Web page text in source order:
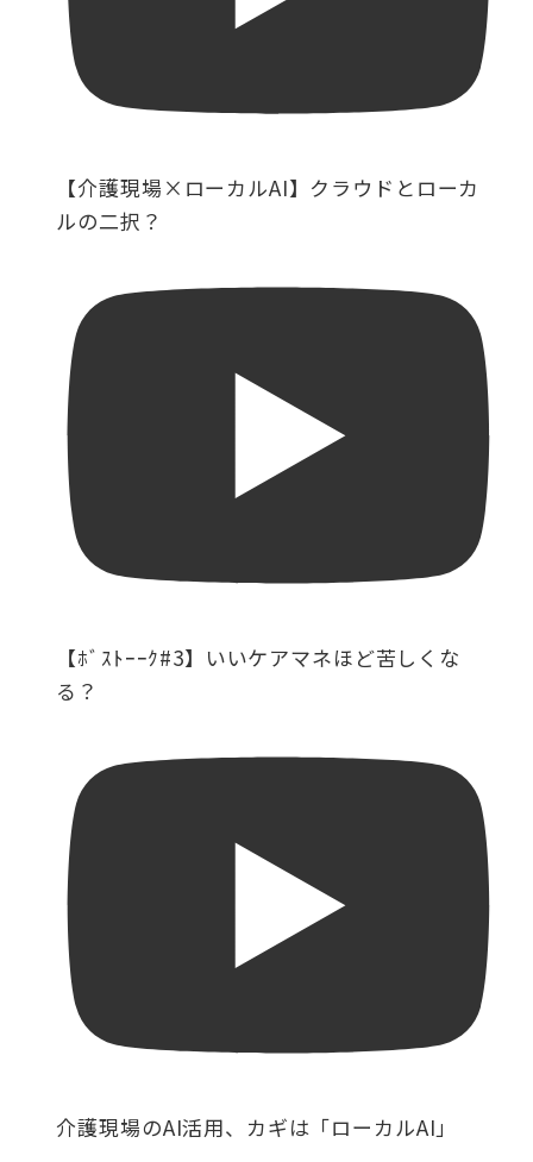
【介護現場×ローカルAI】クラウドとローカ
ルの二択？
【ﾎﾞｽﾄｰｰｸ#3】いいケアマネほど苦しくな
る？
介護現場のAI活用、カギは「ローカルAI」